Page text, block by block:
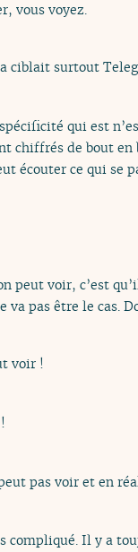
vous voyez.
ciblait surtout
qui est
chiffrés de bout
écouter ce qui se
peut voir, c’est
va pas être le cas.
voir !
pas voir et en
compliqué. Il y a